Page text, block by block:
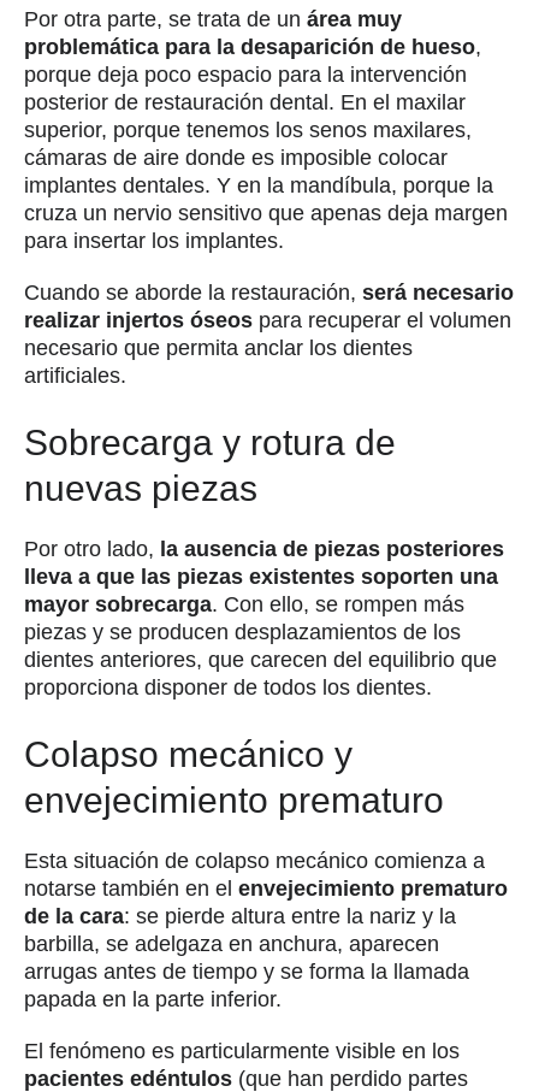
Por otra parte, se trata de un área muy
problemática para la desaparición de hueso,
porque deja poco espacio para la intervención
posterior de restauración dental. En el maxilar
superior, porque tenemos los senos maxilares,
cámaras de aire donde es imposible colocar
implantes dentales. Y en la mandíbula, porque la
cruza un nervio sensitivo que apenas deja margen
para insertar los implantes.
Cuando se aborde la restauración, será necesario
realizar injertos óseos para recuperar el volumen
necesario que permita anclar los dientes
artificiales.
Sobrecarga y rotura de
nuevas piezas
Por otro lado, la ausencia de piezas posteriores
lleva a que las piezas existentes soporten una
mayor sobrecarga. Con ello, se rompen más
piezas y se producen desplazamientos de los
dientes anteriores, que carecen del equilibrio que
proporciona disponer de todos los dientes.
Colapso mecánico y
envejecimiento prematuro
Esta situación de colapso mecánico comienza a
notarse también en el envejecimiento prematuro
de la cara: se pierde altura entre la nariz y la
barbilla, se adelgaza en anchura, aparecen
arrugas antes de tiempo y se forma la llamada
papada en la parte inferior.
El fenómeno es particularmente visible en los
pacientes edéntulos (que han perdido partes